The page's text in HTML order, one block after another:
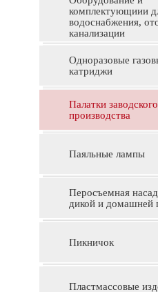
комплектующиии
водоснабжения,
канализации
Одноразовые
катриджи
Палатки заводского
производства
Паяльные лампы
Перосъемная
дикой и домашней
Пикничок
Пластмассовые